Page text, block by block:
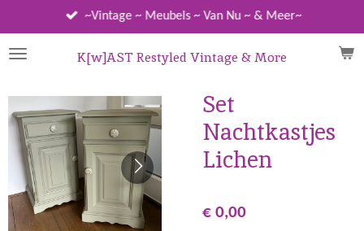
direct
naar
hoofdinhoud
K[w]AST Restyled Vintage & More
~Vintage ~ Meubels ~ Van Nu ~ & Meer~
Set
Nachtkastjes
Lichen
€ 0,00